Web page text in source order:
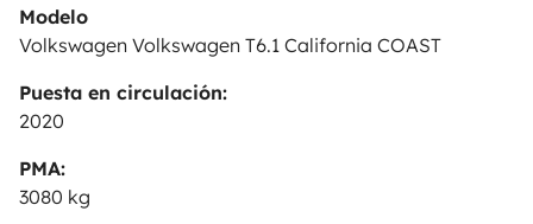
Modelo
Volkswagen Volkswagen T6.1 California COAST
Puesta en circulación:
2020
PMA:
3080 kg